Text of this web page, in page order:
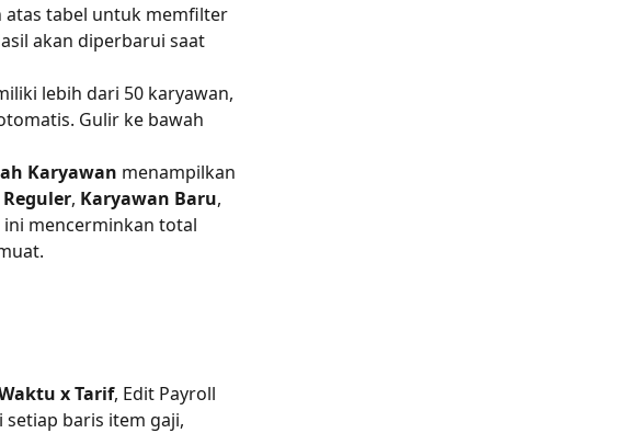
tabel untuk memfilter
akan diperbarui saat
lebih dari 50 karyawan,
Gulir ke bawah
Karyawan menampilkan
, Karyawan Baru,
ini mencerminkan total
x Tarif, Edit Payroll
baris item gaji,